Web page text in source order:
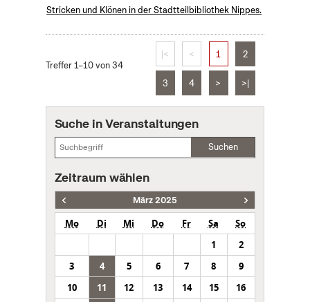
Stricken und Klönen in der Stadtteilbibliothek Nippes.
Treffer 1–10 von 34
|< < 1 2
3 4 > >|
Suche in Veranstaltungen
Suchen
Zeitraum wählen
März 2025
Mo Di Mi Do Fr Sa
So
1
2
3
4 5 6 7 8
9
10
11 12 13 14 15
16